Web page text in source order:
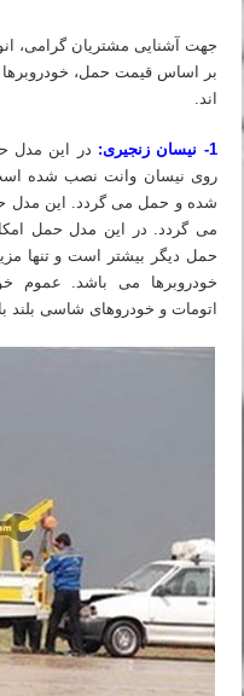
جهت آشنایی مشتریان گرامی،
بر اساس قیمت حمل،
اند.
1- نیسان زنجیری:
در این مدل
روی نیسان وانت نصب شده
شده و حمل می گردد. این مدل
می گردد. در این مدل حمل
حمل دیگر بیشتر است و تنها
خودروبرها می باشد. عموم
اتومات و خودروهای شاسی بلند